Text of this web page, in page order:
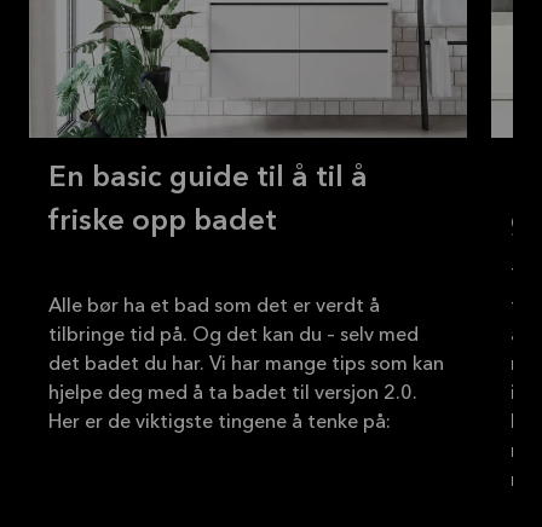
En basic guide til å til å
friske opp badet
Alle bør ha et bad som det er verdt å
tilbringe tid på. Og det kan du – selv med
det badet du har. Vi har mange tips som kan
hjelpe deg med å ta badet til versjon 2.0.